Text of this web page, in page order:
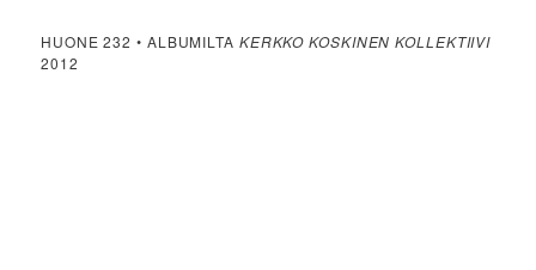
HUONE 232 • ALBUMILTA KERKKO KOSKINEN KOLLEKTIIVI
2012